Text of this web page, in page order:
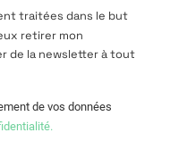
traitées dans le but
retirer mon
de la newsletter à tout
de vos données